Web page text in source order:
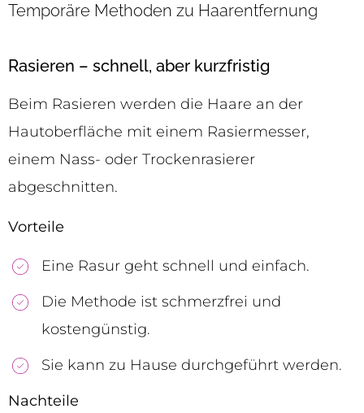
Temporäre Methoden zu Haarentfernung
Rasieren – schnell, aber kurzfristig
Beim Rasieren werden die Haare an der
Hautoberfläche mit einem Rasiermesser,
einem Nass- oder Trockenrasierer
abgeschnitten.
Vorteile
Eine Rasur geht schnell und einfach.
Die Methode ist schmerzfrei und
kostengünstig.
Sie kann zu Hause durchgeführt werden.
Nachteile